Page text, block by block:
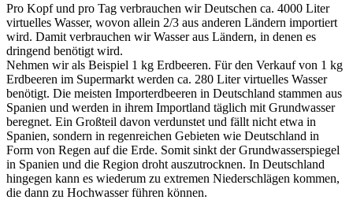
Pro Kopf und pro Tag verbrauchen wir Deutschen ca. 4000 Liter
virtuelles Wasser, wovon allein 2/3 aus anderen Ländern importiert
wird. Damit verbrauchen wir Wasser aus Ländern, in denen es
dringend benötigt wird.
Nehmen wir als Beispiel 1 kg Erdbeeren. Für den Verkauf von 1 kg
Erdbeeren im Supermarkt werden ca. 280 Liter virtuelles Wasser
benötigt. Die meisten Importerdbeeren in Deutschland stammen aus
Spanien und werden in ihrem Importland täglich mit Grundwasser
beregnet. Ein Großteil davon verdunstet und fällt nicht etwa in
Spanien, sondern in regenreichen Gebieten wie Deutschland in
Form von Regen auf die Erde. Somit sinkt der Grundwasserspiegel
in Spanien und die Region droht auszutrocknen. In Deutschland
hingegen kann es wiederum zu extremen Niederschlägen kommen,
die dann zu Hochwasser führen können.